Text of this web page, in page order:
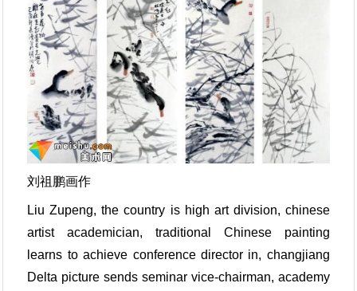
刘祖鹏画作
Liu Zupeng, the country is high art division, chinese
artist academician, traditional Chinese painting
learns to achieve conference director in, changjiang
Delta picture sends seminar vice-chairman, academy